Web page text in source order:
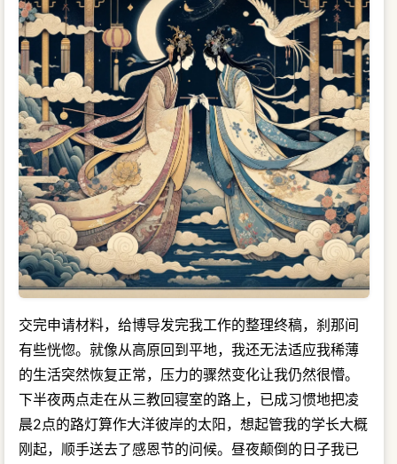
交完申请材料，给博导发完我工作的整理终稿，刹那间
有些恍惚。就像从高原回到平地，我还无法适应我稀薄
的生活突然恢复正常，压力的骤然变化让我仍然很懵。
下半夜两点走在从三教回寝室的路上，已成习惯地把凌
晨2点的路灯算作大洋彼岸的太阳，想起管我的学长大概
刚起，顺手送去了感恩节的问候。昼夜颠倒的日子我已